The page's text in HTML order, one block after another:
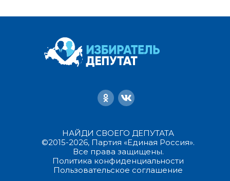
НАЙДИ СВОЕГО ДЕПУТАТА
©2015-2026, Партия «Единая Россия».
Все права защищены.
Политика конфиденциальности
Пользовательское соглашение